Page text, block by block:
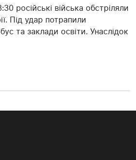
російські війська обстріляли
Під удар потрапили
та заклади освіти. Унаслідок